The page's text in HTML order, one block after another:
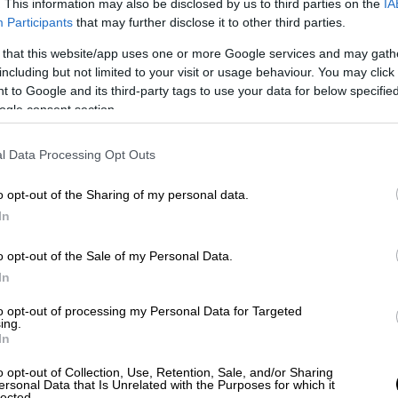
This information may also be disclosed by us to third parties on the
Participants that may further disclose it to other third parties.
that this website/app uses one or more Google services and may
but not limited to your visit or usage behaviour. You may
to Google and its third-party tags to use your data for below
consent section.
Data Processing Opt Outs
opt-out of the Sharing of my personal data.
opt-out of the Sale of my Personal Data.
opt-out of processing my Personal Data for Targeted
opt-out of Collection, Use, Retention, Sale, and/or Sharing
Data that Is Unrelated with the Purposes for which it
ο δικομματισμός όχι μόνο άντεξε
Συναγερμός και ΑΚΕΛ συγκεντρώνουν
επιβεβαιώνοντας ότι εξακολουθούν να
πολιτικού συστήματος. Αν σε αυτό
Κόμματος (ΔΗΚΟ), το ποσοστό
υπεροχή των ιστορικών κομμάτων, η
και οι μηχανισμοί
καθοριστικοί παράγοντες.
μια συντηρητική ψήφο. Για άλλους, μια
το άγνωστο και τη λογική του
οι πολίτες έδειξαν να
επτά, δημιουργεί θεωρητικά πιο
συνεργασιών και την
σενάριο μιας πολυκομματικής Βουλής